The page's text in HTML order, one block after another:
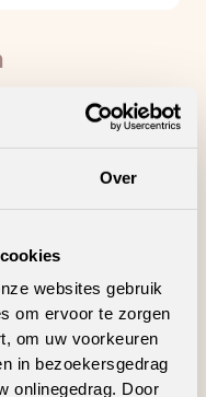
Over
websites gebruik
om ervoor te zorgen
om uw voorkeuren
in bezoekersgedrag
onlinegedrag. Door
wooncomfort
en sfeervol
traprenovatie